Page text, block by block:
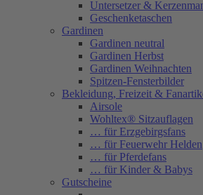
Untersetzer &
Geschenketaschen
Gardinen
Gardinen neutral
Gardinen Herbst
Gardinen Weihnachten
Spitzen-Fensterbilder
Bekleidung, Freizeit &
Airsole
Wohltex® Sitzauflagen
… für Erzgebirgsfans
… für Feuerwehr Helden
… für Pferdefans
… für Kinder & Babys
Gutscheine